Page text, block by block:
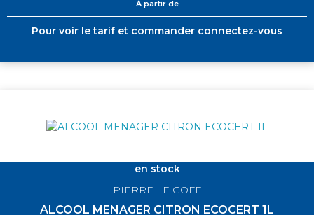
À partir de
Pour voir le tarif et commander connectez-vous
en stock
PIERRE LE GOFF
ALCOOL MENAGER CITRON ECOCERT 1L